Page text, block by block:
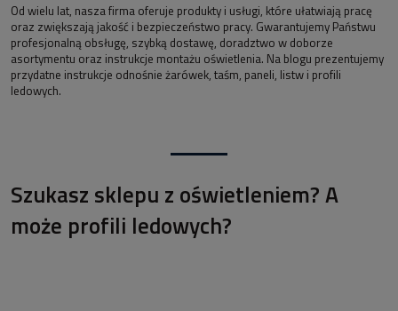
Od wielu lat, nasza firma oferuje produkty i usługi, które ułatwiają pracę
oraz zwiększają jakość i bezpieczeństwo pracy. Gwarantujemy Państwu
profesjonalną obsługę, szybką dostawę, doradztwo w doborze
asortymentu oraz instrukcje montażu oświetlenia. Na blogu prezentujemy
przydatne instrukcje odnośnie żarówek, taśm, paneli, listw i profili
ledowych.
Szukasz sklepu z oświetleniem? A
może profili ledowych?